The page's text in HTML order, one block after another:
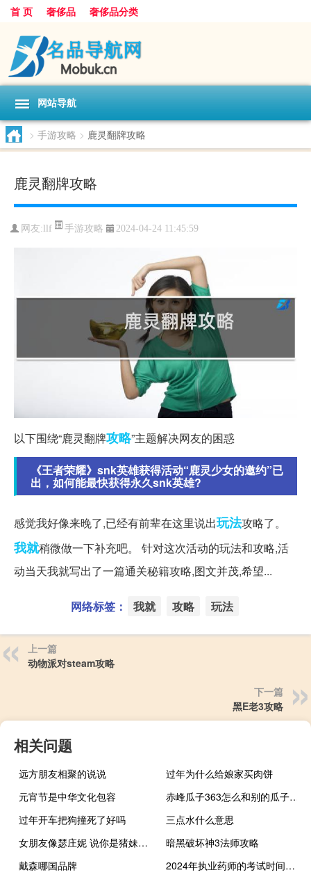
首 页 奢侈品 奢侈品分类
网站导航
> 手游攻略 > 鹿灵翻牌攻略
鹿灵翻牌攻略
网友: llf 手游攻略 2024-04-24 11:45:59
以下围绕“鹿灵翻牌攻略”主题解决网友的困惑
《王者荣耀》snk英雄获得活动“鹿灵少女的邀约”已
出，如何能最快获得永久snk英雄?
感觉我好像来晚了,已经有前辈在这里说出玩法攻略了。
我就稍微做一下补充吧。 针对这次活动的玩法和攻略,活
动当天我就写出了一篇通关秘籍攻略,图文并茂,希望...
网络标签： 我就 攻略 玩法
上一篇
动物派对steam攻略
下一篇
黑E老3攻略
相关问题
远方朋友相聚的说说
过年为什么给娘家买肉饼
元宵节是中华文化包容
赤峰瓜子363怎么和别的瓜子区别
过年开车把狗撞死了好吗
三点水什么意思
女朋友像瑟庄妮 说你是猪妹什么梗
暗黑破坏神3法师攻略
戴森哪国品牌
2024年执业药师的考试时间是什么时候开始